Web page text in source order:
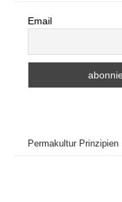
Email
Permakultur Prinzipien